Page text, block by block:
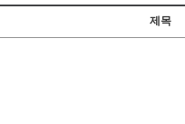
제목